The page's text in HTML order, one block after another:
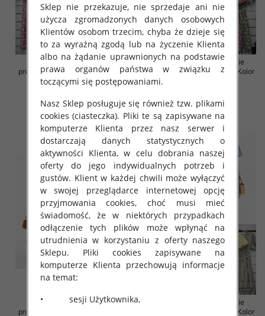
Sukienki damskie (Włoskie
produkt) Roz Standard, Mix Kolor
Paczka 5 szt
43.00 zł
szczegóły
Sukienki damskie (Włoskie
produkt) Roz Standard, Mix Kolor
43.00 zł
szczegóły
Sukienki damskie (Włoskie
produkt) Roz Standard, Mix Kolor
Sukienki damskie (Włoskie
produkt) Roz Standard, Mix Kolor
Sklep nie przekazuje, nie sprzedaje ani nie
użycza zgromadzonych danych osobowych
Klientów osobom trzecim, chyba że dzieje się
to za wyraźną zgodą lub na życzenie Klienta
albo na żądanie uprawnionych na podstawie
prawa organów państwa w związku z
toczącymi się postępowaniami.
Nasz Sklep posługuje się również tzw. plikami
cookies (ciasteczka). Pliki te są zapisywane na
komputerze Klienta przez nasz serwer i
dostarczają danych statystycznych o
aktywności Klienta, w celu dobrania naszej
oferty do jego indywidualnych potrzeb i
gustów. Klient w każdej chwili może wyłączyć
w swojej przeglądarce internetowej opcję
przyjmowania cookies, choć musi mieć
świadomość, że w niektórych przypadkach
odłączenie tych plików może wpłynąć na
utrudnienia w korzystaniu z oferty naszego
Sklepu. Pliki cookies zapisywane na
komputerze Klienta przechowują informacje
na temat:
• sesji Użytkownika,